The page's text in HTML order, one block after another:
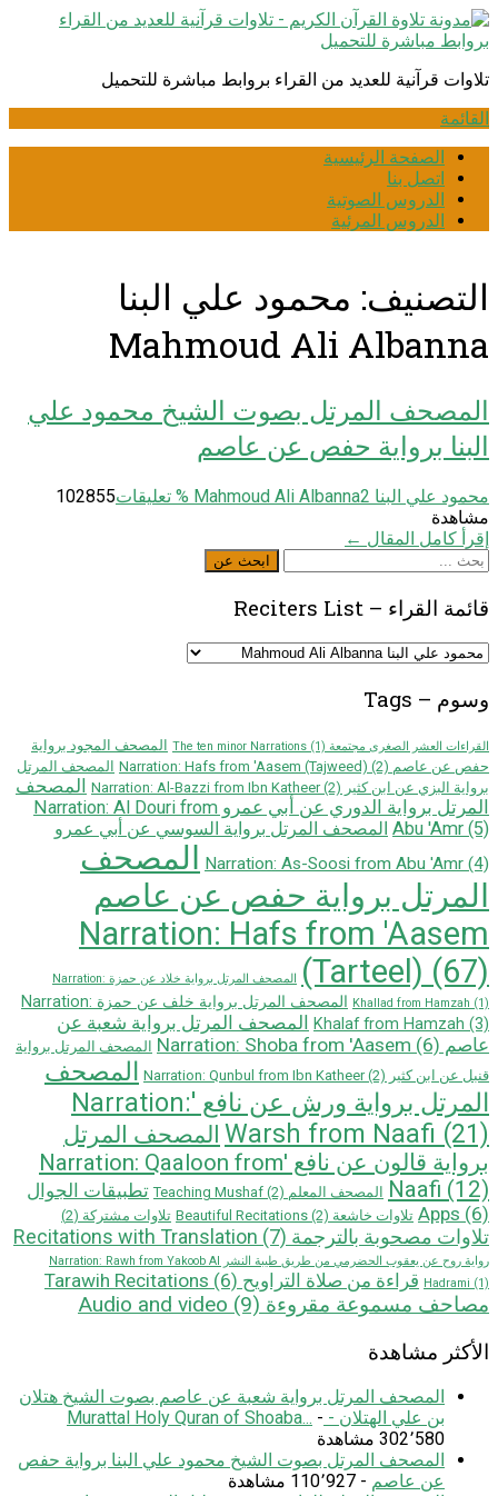
انتقل
إلى
تلاوات قرآنية للعديد من القراء بروابط مباشرة للتحميل
القائمة
الصفحة الرئيسية
اتصل بنا
الدروس الصوتية
الدروس المرئية
التصنيف: محمود علي البنا
Mahmoud Ali Albanna
المصحف المرتل بصوت الشيخ محمود علي
البنا برواية حفص عن عاصم
محمود علي البنا Mahmoud Ali Albanna 2 % تعليقات102855
مشاهدة
إقرأ كامل المقال ←
ابحث
عن
ابحث عن
قائمة القراء – Reciters List
قائمة
Reciters
List
وسوم – Tags
القراءات العشر الصغرى مجتمعة The ten minor Narrations (1)
المصحف المجود برواية
حفص عن عاصم Narration: Hafs from 'Aasem (Tajweed) (2)
المصحف المرتل
برواية البزي عن ابن كثير Narration: Al-Bazzi from Ibn Katheer (2)
المصحف
المرتل برواية الدوري عن أبي عمرو Narration: Al Douri from
Abu 'Amr (5)
المصحف المرتل برواية السوسي عن أبي عمرو
Narration: As-Soosi from Abu 'Amr (4)
المصحف
المرتل برواية حفص عن عاصم
Narration: Hafs from 'Aasem
(Tarteel) (67)
المصحف المرتل برواية خلاد عن حمزة Narration:
Khallad from Hamzah (1)
المصحف المرتل برواية خلف عن حمزة Narration:
Khalaf from Hamzah (3)
المصحف المرتل برواية شعبة عن
عاصم Narration: Shoba from 'Aasem (6)
المصحف المرتل برواية
قنبل عن ابن كثير Narration: Qunbul from Ibn Katheer (2)
المصحف
المرتل برواية ورش عن نافع 'Narration:
Warsh from Naafi (21)
المصحف المرتل
بروایة قالون عن نافع 'Narration: Qaaloon from
Naafi (12) المصحف المعلم Teaching Mushaf (2)
تطبيقات الجوال
Apps (6) تلاوات خاشعة Beautiful Recitations (2) تلاوات مشتركة (2)
تلاوات مصحوبة بالترجمة Recitations with Translation (7)
رواية روح عن يعقوب الحضرمي من طريق طيبة النشر Narration: Rawh from Yakoob Al
Hadrami (1) قراءة من صلاة التراويح Tarawih Recitations (6)
مصاحف مسموعة مقروءة Audio and video (9)
الأكثر مشاهدة
المصحف المرتل برواية شعبة عن عاصم بصوت الشيخ هتلان
بن علي الهتلان - Murattal Holy Quran of Shoaba... -
302٬580 مشاهدة
المصحف المرتل بصوت الشيخ محمود علي البنا برواية حفص
عن عاصم - 110٬927 مشاهدة